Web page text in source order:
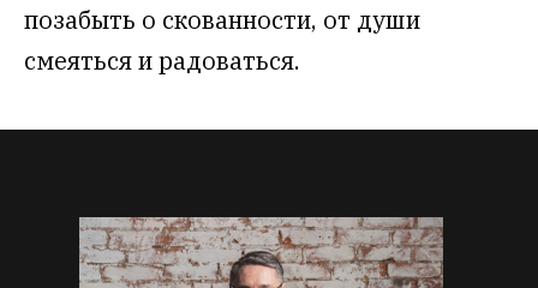
позабыть о скованности, от души
смеяться и радоваться.